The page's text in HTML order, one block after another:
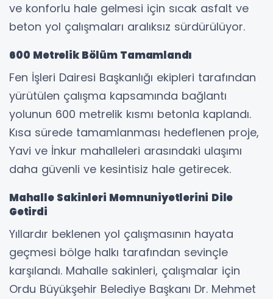
ve konforlu hale gelmesi için sıcak asfalt ve
beton yol çalışmaları aralıksız sürdürülüyor.
600 Metrelik Bölüm Tamamlandı
Fen İşleri Dairesi Başkanlığı ekipleri tarafından
yürütülen çalışma kapsamında bağlantı
yolunun 600 metrelik kısmı betonla kaplandı.
Kısa sürede tamamlanması hedeflenen proje,
Yavi ve İnkur mahalleleri arasındaki ulaşımı
daha güvenli ve kesintisiz hale getirecek.
Mahalle Sakinleri Memnuniyetlerini Dile
Getirdi
Yıllardır beklenen yol çalışmasının hayata
geçmesi bölge halkı tarafından sevinçle
karşılandı. Mahalle sakinleri, çalışmalar için
Ordu Büyükşehir Belediye Başkanı Dr. Mehmet